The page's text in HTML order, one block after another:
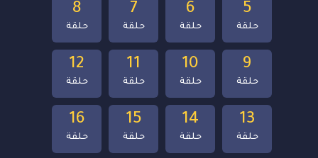
16
حلقة
15
حلقة
14
حلقة
13
حلقة
12
حلقة
11
حلقة
10
حلقة
9
حلقة
8
حلقة
7
حلقة
6
حلقة
5
حلقة